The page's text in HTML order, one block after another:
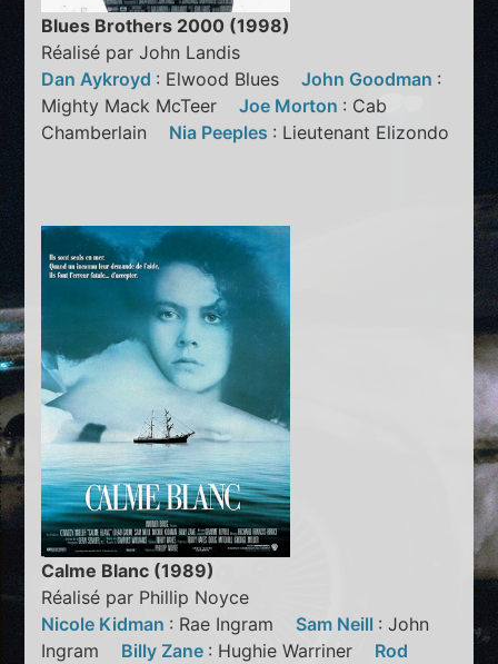
Blues Brothers 2000 (1998)
Réalisé par John Landis
Dan Aykroyd : Elwood BluesJohn Goodman :
Mighty Mack McTeerJoe Morton : Cab
Chamberlain Nia Peeples : Lieutenant Elizondo
Calme Blanc (1989)
Réalisé par Phillip Noyce
Nicole Kidman : Rae Ingram Sam Neill : John
Ingram Billy Zane : Hughie Warriner Rod